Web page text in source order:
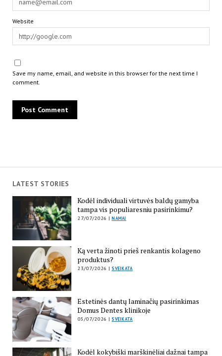
Website
Save my name, email, and website in this browser for the next time I
comment.
LATEST STORIES
Kodėl individuali virtuvės baldų gamyba
tampa vis populiaresniu pasirinkimu?
27/07/2026 |NAMAI
Ką verta žinoti prieš renkantis kolageno
produktus?
23/07/2026 |SVEIKATA
Estetinės dantų laminačių pasirinkimas
Domus Dentes klinikoje
05/07/2026 |SVEIKATA
Kodėl kokybiški marškinėliai dažnai tampa